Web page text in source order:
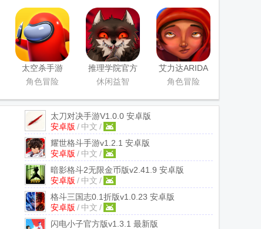
看器
太空杀手游
角色冒险
推理学院官方
版
休闲益智
艾力达ARIDA
游戏
角色冒险
太刀对决手游V1.0.0 安卓版
安卓版 / 中文 /
耀世格斗手游v1.2.1 安卓版
安卓版 / 中文 /
暗影格斗2无限金币版v2.41.9 安卓版
安卓版 / 中文 /
格斗三国志0.1折版v1.0.23 安卓版
安卓版 / 中文 /
闪电小子官方版v1.3.1 最新版